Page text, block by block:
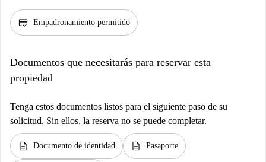
credit_score Empadronamiento permitido
Documentos que necesitarás para reservar esta
propiedad
Tenga estos documentos listos para el siguiente paso de su
solicitud. Sin ellos, la reserva no se puede completar.
description Documento de identidad description Pasaporte